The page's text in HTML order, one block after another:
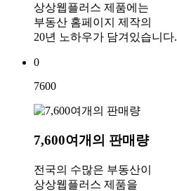
상상웹플러스 제품에는
부동산 홈페이지 제작의
20년 노하우가 담겨있습니다.
0
7600
7,600여개의 판매량
전국의 수많은 부동산이
상상웹플러스 제품을